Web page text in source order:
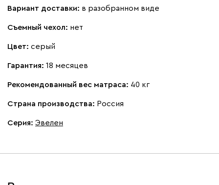
Вариант доставки: в разобранном виде
Съемный чехол: нет
Цвет: серый
Гарантия: 18 месяцев
Рекомендованный вес матраса: 40 кг
Страна производства: Россия
Серия: Эвелен